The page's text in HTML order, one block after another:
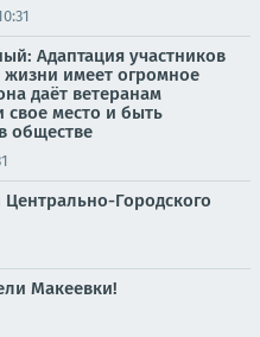
Адаптация участников
имеет огромное
даёт ветеранам
свое место и быть
обществе
Городского
Макеевки!